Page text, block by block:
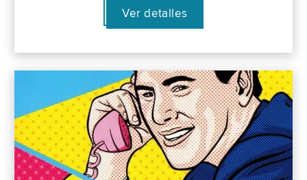
Ver detalles